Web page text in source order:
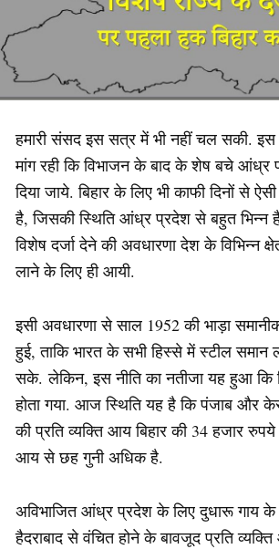
हमारी संसद इस सत्र में भी नहीं चल सकी.
मांग रही कि विभाजन के बाद के शेष बचे आंध्र
दिया जाये. बिहार के लिए भी काफी दिनों से
है, जिसकी स्थिति आंध्र प्रदेश से बहुत भिन्न
विशेष दर्जा देने की अवधारणा देश के विभिन्न
लाने के लिए ही आयी.
इसी अवधारणा से साल 1952 की भाड़ा
हुई, ताकि भारत के सभी हिस्से में स्टील समान
सके. लेकिन, इस नीति का नतीजा यह हुआ कि
होता गया. आज स्थिति यह है कि पंजाब और
की प्रति व्यक्ति आय बिहार की 34 हजार रुपये
आय से छह गुनी अधिक है.
अविभाजित आंध्र प्रदेश के लिए दुधारू गाय के
हैदराबाद से वंचित होने के बावजूद प्रति